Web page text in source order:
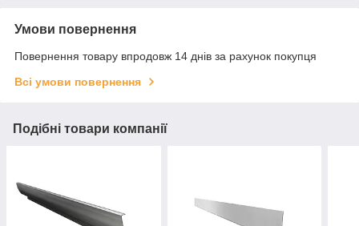
Умови повернення
Повернення товару впродовж 14 днів за рахунок покупця
Всі умови повернення
Подібні товари компанії